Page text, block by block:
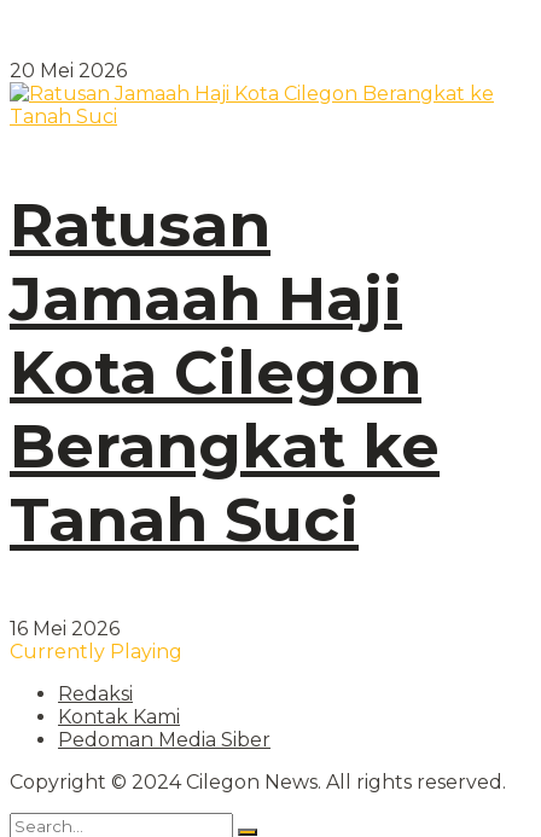
20 Mei 2026
Ratusan
Jamaah Haji
Kota Cilegon
Berangkat ke
Tanah Suci
16 Mei 2026
Currently Playing
Redaksi
Kontak Kami
Pedoman Media Siber
Copyright © 2024 Cilegon News. All rights reserved.